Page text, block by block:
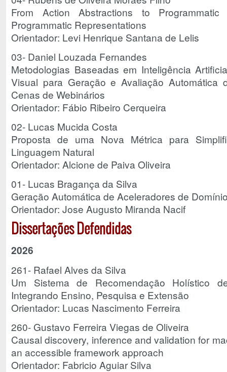
From Action Abstractions to
Programmatic Representations
Orientador: Levi Henrique Santana de Lelis
03- Daniel Louzada Fernandes
Metodologias Baseadas em Inteligência
Visual para Geração e Avaliação Automática
Cenas de Webinários
Orientador: Fábio Ribeiro Cerqueira
02- Lucas Mucida Costa
Proposta de uma Nova Métrica para
Linguagem Natural
Orientador: Alcione de Paiva Oliveira
01- Lucas Bragança da Silva
Geração Automática de Aceleradores de
Orientador: Jose Augusto Miranda Nacif
Dissertações Defendidas
2026
261- Rafael Alves da Silva
Um Sistema de Recomendação Holístico
Integrando Ensino, Pesquisa e Extensão
Orientador: Lucas Nascimento Ferreira
260- Gustavo Ferreira Viegas de Oliveira
Causal discovery, inference and validation for
an accessible framework approach
Orientador: Fabricio Aguiar Silva